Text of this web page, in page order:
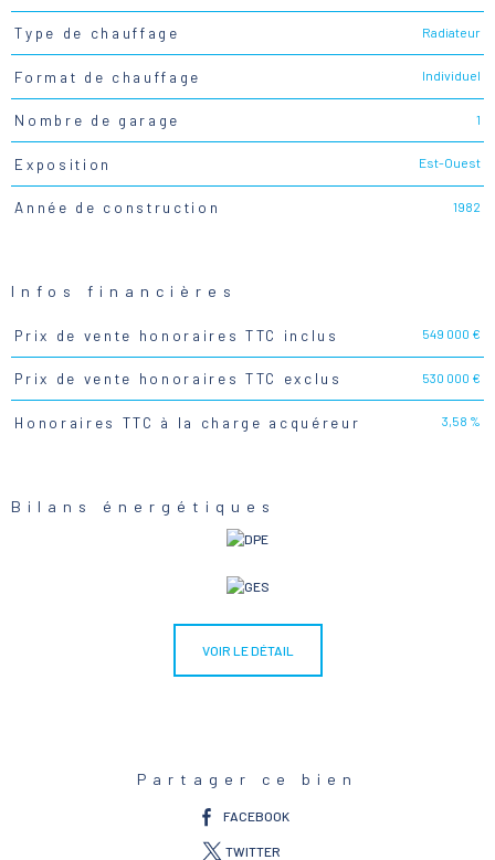
Type de chauffage Radiateur
Format de chauffage Individuel
Nombre de garage 1
Exposition Est-Ouest
Année de construction 1982
Infos financières
Caractéristiques Valeurs
Prix de vente honoraires TTC inclus 549 000 €
Prix de vente honoraires TTC exclus 530 000 €
Honoraires TTC à la charge acquéreur 3,58 %
Bilans énergétiques
VOIR LE DÉTAIL
Partager ce bien
FACEBOOK
TWITTER